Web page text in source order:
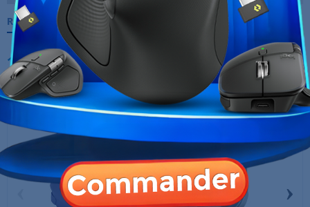
Références spécifiques
10 AUTRES PRODUITS DANS LA MÊME
CATÉGORIE :
‹ ›